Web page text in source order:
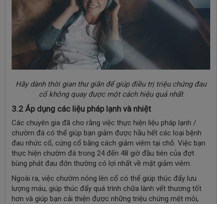
Hãy dành thời gian thư giãn để giúp điều trị triệu chứng đau
cổ không quay được một cách hiệu quả nhất
3.2 Áp dụng các liệu pháp lạnh và nhiệt
Các chuyên gia đã cho rằng việc thực hiện liệu pháp lạnh /
chườm đá có thể giúp bạn giảm được hầu hết các loại bệnh
đau nhức cổ, cứng cổ bằng cách giảm viêm tại chỗ. Việc bạn
thực hiện chườm đá trong 24 đến 48 giờ đầu tiên của đợt
bùng phát đau đớn thường có lợi nhất về mặt giảm viêm.
Ngoài ra, việc chườm nóng lên cổ có thể giúp thúc đẩy lưu
lượng máu, giúp thúc đẩy quá trình chữa lành vết thương tốt
hơn và giúp bạn cải thiện được những triệu chứng mệt mỏi,